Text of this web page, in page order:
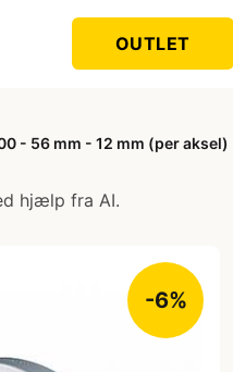
OUTLET
- 56 mm - 12 mm (per aksel)
hjælp fra AI.
-6%